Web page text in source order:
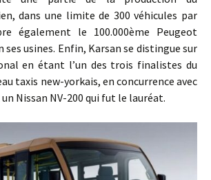
dans une limite de 300 véhicules par
également le 100.000ème Peugeot
usines. Enfin, Karsan se distingue sur
en étant l’un des trois finalistes du
taxis new-yorkais, en concurrence avec
Nissan NV-200 qui fut le lauréat.